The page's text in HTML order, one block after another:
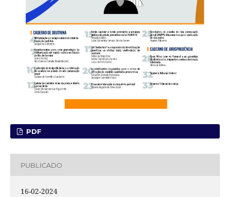
PDF
PUBLICADO
16-02-2024